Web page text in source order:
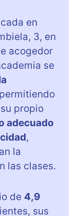
en
3, en
acogedor
se
propio
adecuado
,
la
las clases.
de 4,9
sus